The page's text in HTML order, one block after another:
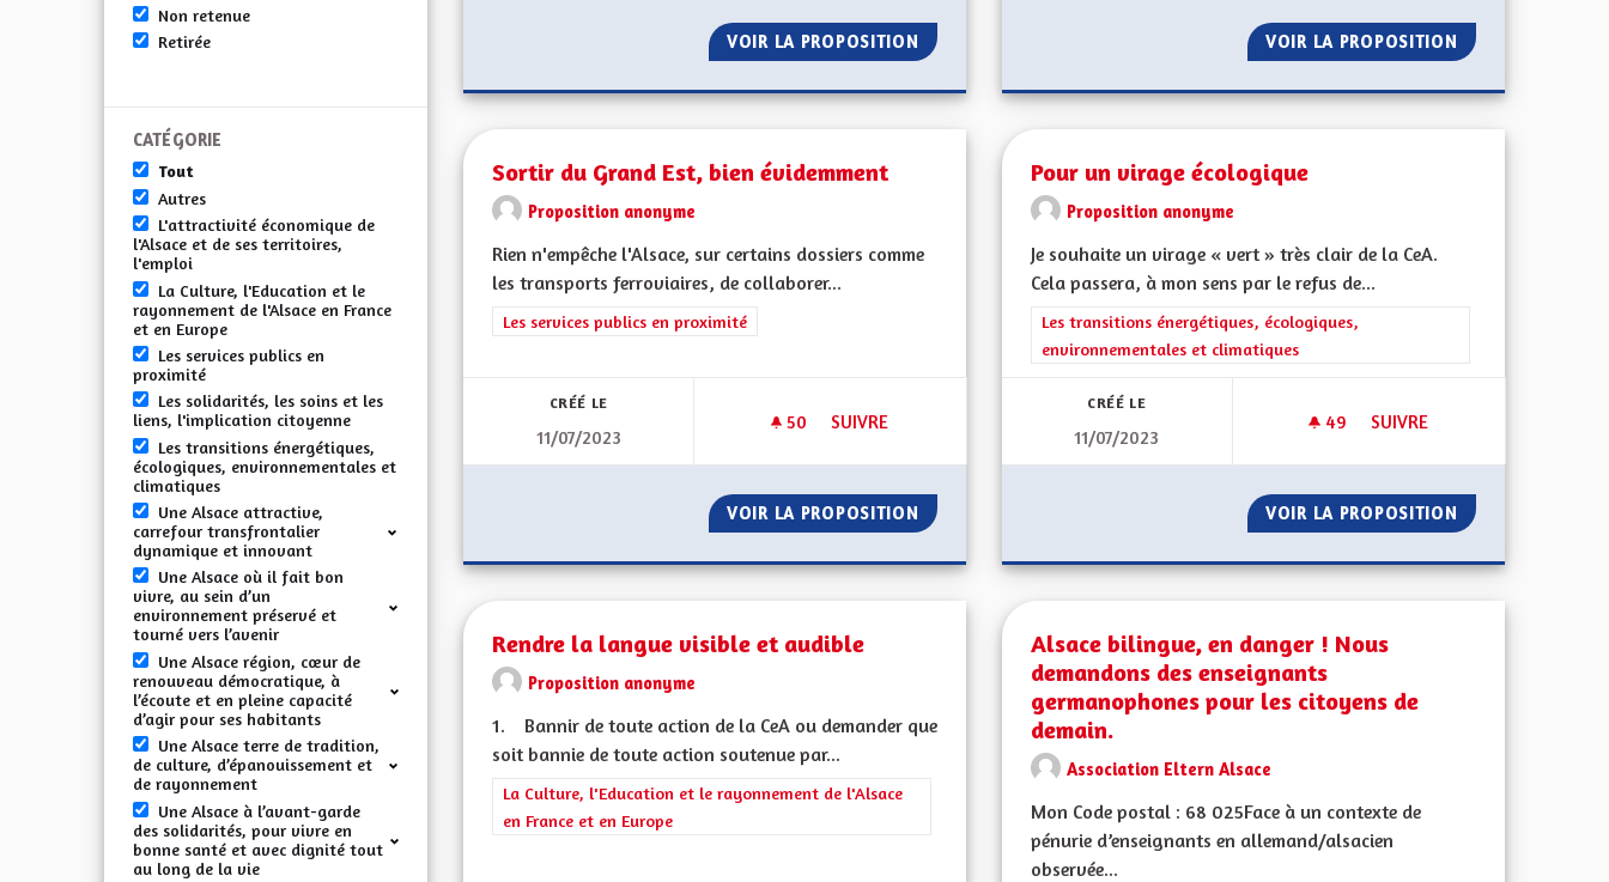
Non retenue
Retirée
CATÉGORIE
Tout
Autres
L'attractivité économique de
l'Alsace et de ses territoires,
l'emploi
La Culture, l'Education et le
rayonnement de l'Alsace en France
et en Europe
Les services publics en
proximité
Les solidarités, les soins et les
liens, l'implication citoyenne
Les transitions énergétiques,
écologiques, environnementales et
climatiques
Une Alsace attractive,
carrefour transfrontalier
dynamique et innovant
Une Alsace où il fait bon
vivre, au sein d’un
environnement préservé et
tourné vers l’avenir
Une Alsace région, cœur de
renouveau démocratique, à
l’écoute et en pleine capacité
d’agir pour ses habitants
Une Alsace terre de tradition,
de culture, d’épanouissement et
de rayonnement
Une Alsace à l’avant-garde
des solidarités, pour vivre en
bonne santé et avec dignité tout
au long de la vie
VOIR LA PROPOSITION SORTIE DU GRAND-EST SANS RÉFÉRENDUMVOIR LA PROPOSITION
Sortir du Grand Est, bien évidemment
Proposition anonyme
Rien n'empêche l'Alsace, sur certains dossiers comme
les transports ferroviaires, de collaborer...
Filtrer les résultats de la catégorie : Les services publics en proximité
Les services publics en proximité
CRÉÉ LE
11/07/2023
50 50 ABONNÉS
SUIVRE
SORTIR DU GRAND EST, BIEN ÉVIDEMMENT
VOIR LA PROPOSITION SORTIR DU GRAND EST, BIEN ÉVIDEMMENT
Pour un virage écologique
Proposition anonyme
Je souhaite un virage « vert » très clair de la CeA.
Cela passera, à mon sens par le refus de...
Filtrer les résultats de la catégorie : Les transitions énergétiques,
Les transitions énergétiques, écologiques,
environnementales et climatiques
CRÉÉ LE
11/07/2023
49 49 ABONNÉS
SUIVRE
VOIR LA PROPOSITION POUR UN
Rendre la langue visible et audible
Proposition anonyme
1. Bannir de toute action de la CeA ou demander que
soit bannie de toute action soutenue par...
Filtrer les résultats de la catégorie : La Culture, l'Education et le rayonnement de l'Alsace en France et en Europe
La Culture, l'Education et le rayonnement de l'Alsace
en France et en Europe
Alsace bilingue, en danger ! Nous
demandons des enseignants
germanophones pour les citoyens de
demain.
Association Eltern Alsace
Mon Code postal : 68 025Face à un contexte de
pénurie d’enseignants en allemand/alsacien
observée...